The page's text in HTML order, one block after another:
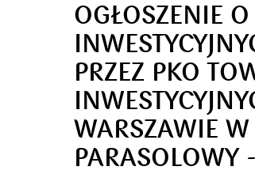
OGŁOSZENIE
PRZEZ PKO
WARSZAWIE
PARASOLOWY